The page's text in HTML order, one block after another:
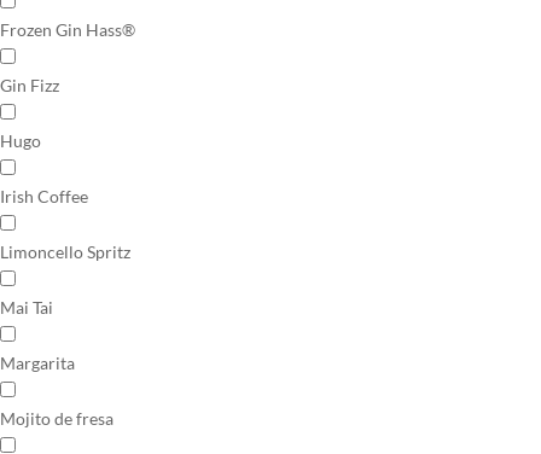
Frozen Gin Hass®
Gin Fizz
Hugo
Irish Coffee
Limoncello Spritz
Mai Tai
Margarita
Mojito de fresa